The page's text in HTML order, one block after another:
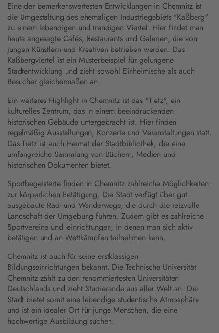
Eine der bemerkenswertesten Entwicklungen in Chemnitz ist
die Umgestaltung des ehemaligen Industriegebiets "Kaßberg"
zu einem lebendigen und trendigen Viertel. Hier findet man
heute angesagte Cafés, Restaurants und Galerien, die von
jungen Künstlern und Kreativen betrieben werden. Das
Kaßbergviertel ist ein Musterbeispiel für gelungene
Stadtentwicklung und zieht sowohl Einheimische als auch
Besucher gleichermaßen an.
Ein weiteres Highlight in Chemnitz ist das "Tietz", ein
kulturelles Zentrum, das in einem beeindruckenden
historischen Gebäude untergebracht ist. Hier finden
regelmäßig Ausstellungen, Konzerte und Veranstaltungen statt.
Das Tietz ist auch Heimat der Stadtbibliothek, die eine
umfangreiche Sammlung von Büchern, Medien und
historischen Dokumenten bietet.
Sportbegeisterte finden in Chemnitz zahlreiche Möglichkeiten
zur körperlichen Betätigung. Die Stadt verfügt über gut
ausgebaute Rad- und Wanderwege, die durch die reizvolle
Landschaft der Umgebung führen. Zudem gibt es zahlreiche
Sportvereine und -einrichtungen, in denen man sich aktiv
betätigen und an Wettkämpfen teilnehmen kann.
Chemnitz ist auch für seine erstklassigen
Bildungseinrichtungen bekannt. Die Technische Universität
Chemnitz zählt zu den renommiertesten Universitäten
Deutschlands und zieht Studierende aus aller Welt an. Die
Stadt bietet somit eine lebendige studentische Atmosphäre
und ist ein idealer Ort für junge Menschen, die eine
hochwertige Ausbildung suchen.